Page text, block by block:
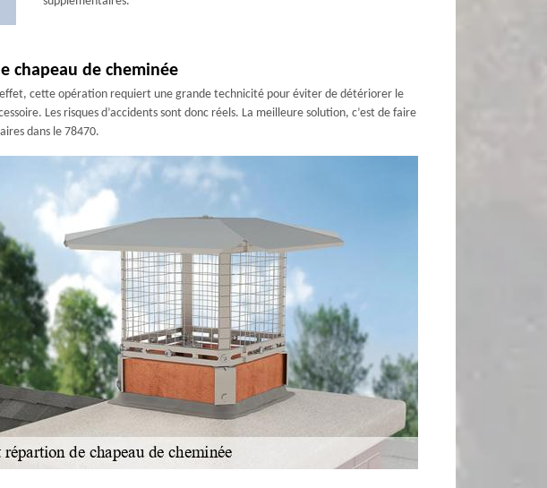
chapeau de cheminée
effet, cette opération requiert une grande technicité pour éviter de détériorer le
Les risques d’accidents sont donc réels. La meilleure solution, c’est de faire
dans le 78470.